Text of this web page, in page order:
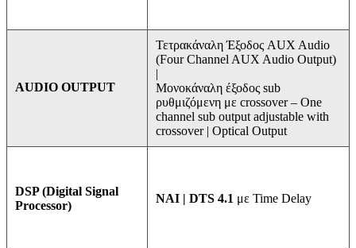
AUDIO OUTPUT
Τετρακάναλη Έξοδος AUX Audio
(Four Channel AUX Audio Output)
|
Μονοκάναλη έξοδος sub
ρυθμιζόμενη με crossover – One
channel sub output adjustable with
crossover | Optical Output
DSP (Digital Signal
Processor)
ΝΑΙ | DTS 4.1 με Time Delay